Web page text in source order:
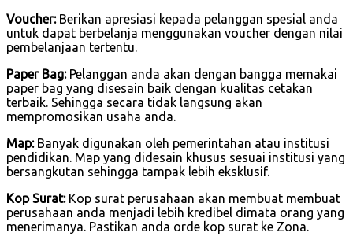
Voucher:Berikan apresiasi kepada pelanggan spesial anda
untuk dapat berbelanja menggunakan voucher dengan nilai
pembelanjaan tertentu.
Paper Bag:Pelanggan anda akan dengan bangga memakai
paper bag yang disesain baik dengan kualitas cetakan
terbaik. Sehingga secara tidak langsung akan
mempromosikan usaha anda.
Map:Banyak digunakan oleh pemerintahan atau institusi
pendidikan. Map yang didesain khusus sesuai institusi yang
bersangkutan sehingga tampak lebih eksklusif.
Kop Surat:Kop surat perusahaan akan membuat membuat
perusahaan anda menjadi lebih kredibel dimata orang yang
menerimanya. Pastikan anda orde kop surat ke Zona.